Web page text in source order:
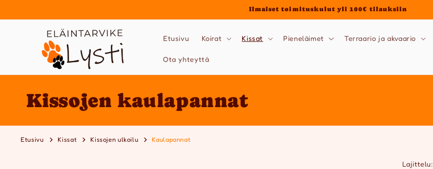
sisältöön
Ilmaiset toimituskulut yli 100€ tilauksiin
Etusivu Koirat Kissat Pieneläimet Terraario ja akvaario
Ota yhteyttä
K
o
Kissojen kaulapannat
Etusivu Kissat Kissojen ulkoilu Kaulapannat
Lajittelu: